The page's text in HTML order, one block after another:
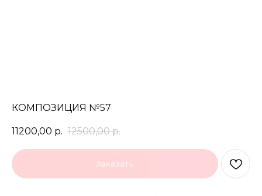
КОМПОЗИЦИЯ №57
11200,00 р. 12500,00 р.
Заказать